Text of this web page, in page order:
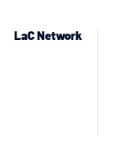
LaC Network